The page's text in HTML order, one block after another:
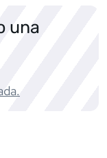
una